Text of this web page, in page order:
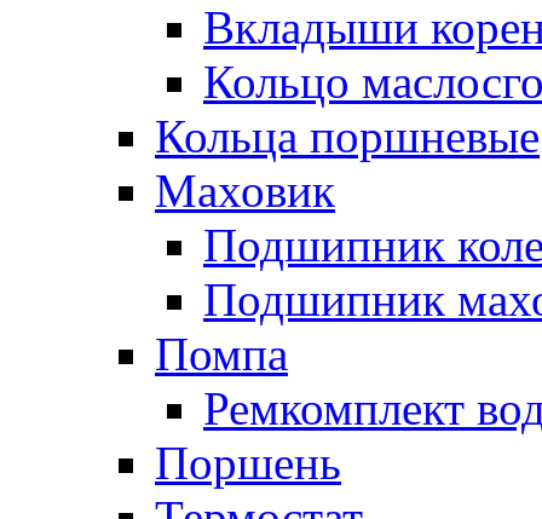
Вкладыши
Кольцо
Кольца поршневые
Маховик
Подшипник
Подшипник
Помпа
Ремкомплект
Поршень